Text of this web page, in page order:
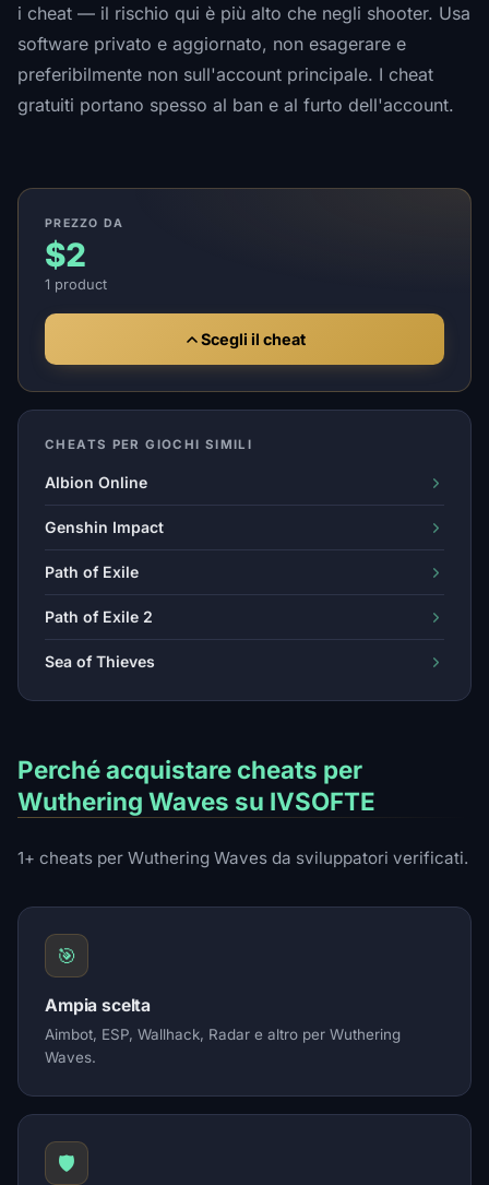
i cheat — il rischio qui è più alto che negli shooter. Usa
software privato e aggiornato, non esagerare e
preferibilmente non sull'account principale. I cheat
gratuiti portano spesso al ban e al furto dell'account.
PREZZO DA
$2
1 product
Scegli il cheat
CHEATS PER GIOCHI SIMILI
Albion Online
Genshin Impact
Path of Exile
Path of Exile 2
Sea of Thieves
Perché acquistare cheats per
Wuthering Waves su IVSOFTE
1+ cheats per Wuthering Waves da sviluppatori verificati.
🎯
Ampia scelta
Aimbot, ESP, Wallhack, Radar e altro per Wuthering
Waves.
🛡️